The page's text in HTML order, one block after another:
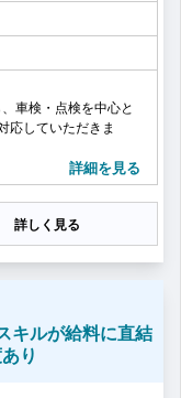
車検・点検を中心と
応していただきま
だきますので、トヨ
安全に働くことが出
る方は、自動車検査
業務
詳細を見る
詳しく見る
キルが給料に直結
り